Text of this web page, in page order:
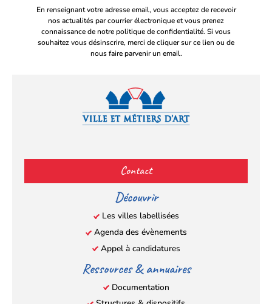
En renseignant votre adresse email, vous acceptez de recevoir
nos actualités par courrier électronique et vous prenez
connaissance de notre politique de confidentialité. Si vous
souhaitez vous désinscrire, merci de cliquer sur ce lien ou de
nous faire parvenir un email.
(s’ouvre
dans
nouvel
onglet)
(s’ouvre
dans
nouvel
onglet)
(s’ouvre
dans
nouvel
onglet)
(s’ouvre
nouvel
onglet)
Contact
Découvrir
Les villes labellisées
Agenda des évènements
Appel à candidatures
Ressources & annuaires
Documentation